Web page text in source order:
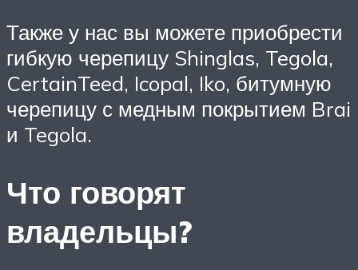
Также у нас вы можете приобрести
гибкую черепицу Shinglas, Tegola,
CertainTeed, Icopal, Iko, битумную
черепицу с медным покрытием Brai
и Tegola.
Что говорят
владельцы?